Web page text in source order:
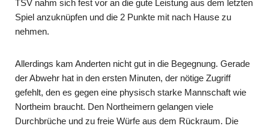
TSV nahm sich fest vor an die gute Leistung aus dem letzten
Spiel anzuknüpfen und die 2 Punkte mit nach Hause zu
nehmen.
Allerdings kam Anderten nicht gut in die Begegnung. Gerade
der Abwehr hat in den ersten Minuten, der nötige Zugriff
gefehlt, den es gegen eine physisch starke Mannschaft wie
Northeim braucht. Den Northeimern gelangen viele
Durchbrüche und zu freie Würfe aus dem Rückraum. Die